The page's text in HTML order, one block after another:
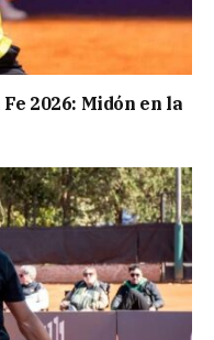
2026: Midón en la